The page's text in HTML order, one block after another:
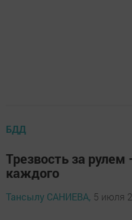
БДД
Трезвость за рулем
каждого
Тансылу САНИЕВА, 5 июля